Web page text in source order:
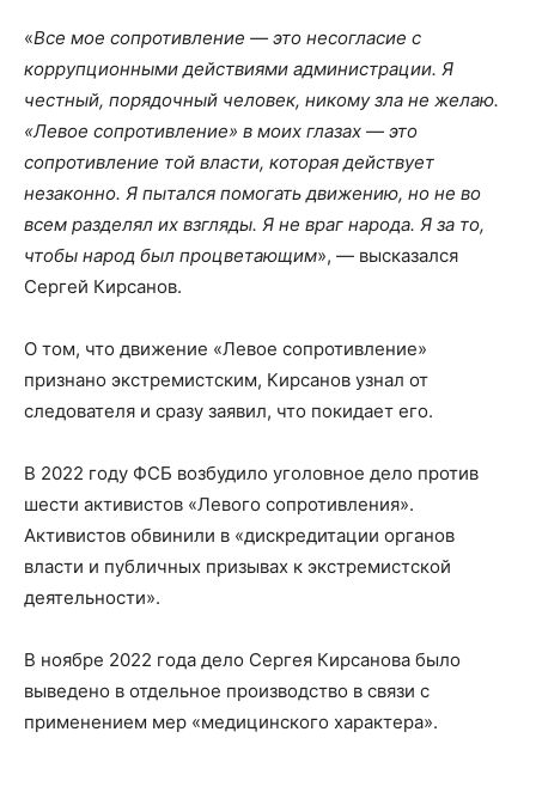
«Все мое сопротивление — это несогласие с
коррупционными действиями администрации. Я
честный, порядочный человек, никому зла не желаю.
«Левое сопротивление» в моих глазах — это
сопротивление той власти, которая действует
незаконно. Я пытался помогать движению, но не во
всем разделял их взгляды. Я не враг народа. Я за то,
чтобы народ был процветающим», — высказался
Сергей Кирсанов.
О том, что движение «Левое сопротивление»
признано экстремистским, Кирсанов узнал от
следователя и сразу заявил, что покидает его.
В 2022 году ФСБ возбудило уголовное дело против
шести активистов «Левого сопротивления».
Активистов обвинили в «дискредитации органов
власти и публичных призывах к экстремистской
деятельности».
В ноябре 2022 года дело Сергея Кирсанова было
выведено в отдельное производство в связи с
применением мер «медицинского характера».